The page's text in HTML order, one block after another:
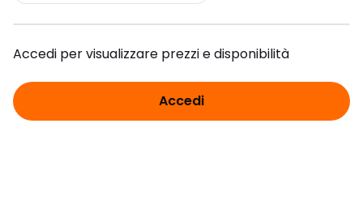
Accedi per visualizzare prezzi e disponibilità
Accedi